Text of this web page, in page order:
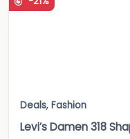
Deals, Fashion
Levi’s Damen 318